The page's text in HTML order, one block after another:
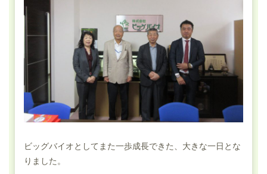
ビッグバイオとしてまた一歩成長できた、大きな一日とな
りました。